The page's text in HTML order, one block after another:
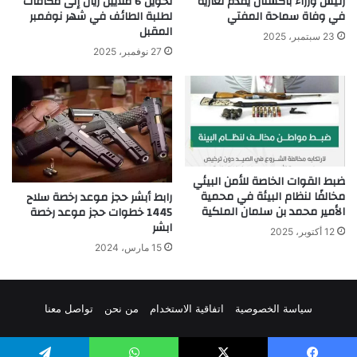
في وفاة سماحة المفتي
23 سبتمبر، 2025
لطلبة الطائف في شهر نوفمبر
المقبل
27 نوفمبر، 2025
ضبط القوات الخاصة للأمن البيئي
مخالفًا لنظام البيئة في محمية
الأمير محمد بن سلمان الملكية
12 أكتوبر، 2025
رابط أبشر حجز موعد رخصة سلاح
1445 خطوات حجز موعد رخصة
ابشر
15 مارس، 2024
سياسة الخصوصية اتفاقية الاستخدام من نحن تواصل معنا